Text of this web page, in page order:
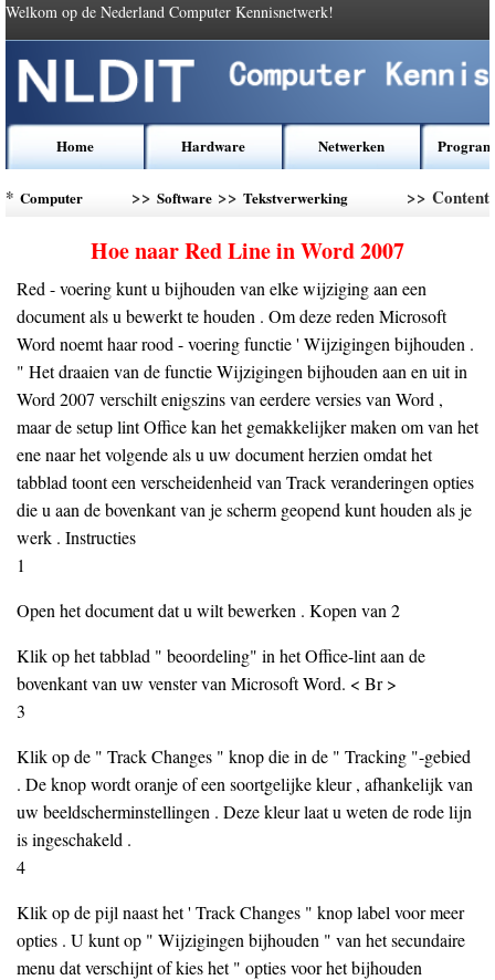
Welkom op de Nederland Computer Kennisnetwerk!
Home Hardware Netwerken
* Computer
>> Software>> Tekstverwerking
>> Content
Hoe naar Red Line in Word 2007
Red - voering kunt u bijhouden van elke wijziging aan een
document als u bewerkt te houden . Om deze reden Microsoft
Word noemt haar rood - voering functie ' Wijzigingen bijhouden .
" Het draaien van de functie Wijzigingen bijhouden aan en uit in
Word 2007 verschilt enigszins van eerdere versies van Word ,
maar de setup lint Office kan het gemakkelijker maken om van het
ene naar het volgende als u uw document herzien omdat het
tabblad toont een verscheidenheid van Track veranderingen opties
die u aan de bovenkant van je scherm geopend kunt houden als je
werk . Instructies
1
Open het document dat u wilt bewerken . Kopen van 2
Klik op het tabblad " beoordeling" in het Office-lint aan de
bovenkant van uw venster van Microsoft Word. < Br >
3
Klik op de " Track Changes " knop die in de " Tracking "-gebied
. De knop wordt oranje of een soortgelijke kleur , afhankelijk van
uw beeldscherminstellingen . Deze kleur laat u weten de rode lijn
is ingeschakeld .
4
Klik op de pijl naast het ' Track Changes " knop label voor meer
opties . U kunt op " Wijzigingen bijhouden " van het secundaire
menu dat verschijnt of kies het " opties voor het bijhouden